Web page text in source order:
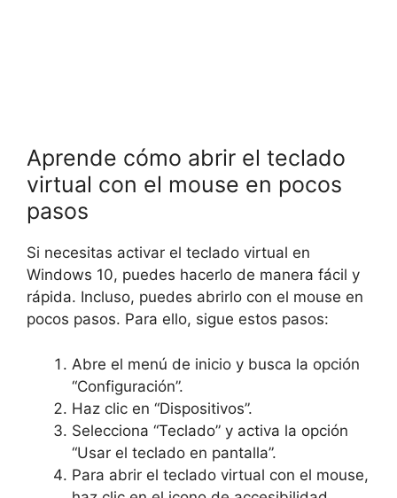
Aprende cómo abrir el teclado
virtual con el mouse en pocos
pasos
Si necesitas activar el teclado virtual en
Windows 10, puedes hacerlo de manera fácil y
rápida. Incluso, puedes abrirlo con el mouse en
pocos pasos. Para ello, sigue estos pasos:
Abre el menú de inicio y busca la opción
“Configuración”.
Haz clic en “Dispositivos”.
Selecciona “Teclado” y activa la opción
“Usar el teclado en pantalla”.
Para abrir el teclado virtual con el mouse,